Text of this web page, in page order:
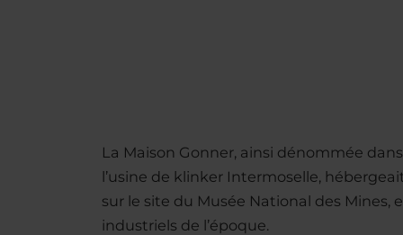
La Maison Gonner, ainsi dénommée
l’usine de klinker Intermoselle,
sur le site du Musée National des
industriels de l’époque.